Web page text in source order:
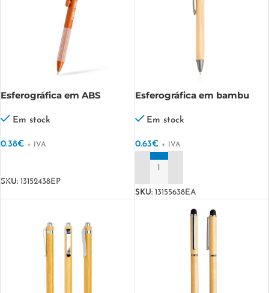
Esferográfica em ABS
Silpulseaura
Em stock
0.38€ + IVA
SKU: 13152438EP
Esferográfica em bambu
Em stock
0.63€ + IVA
SKU: 13155638EA